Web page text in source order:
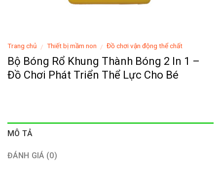
Trang chủ / Thiết bị mầm non / Đồ chơi vận động thể chất
Bộ Bóng Rổ Khung Thành Bóng 2 In 1 –
Đồ Chơi Phát Triển Thể Lực Cho Bé
MÔ TẢ
ĐÁNH GIÁ (0)